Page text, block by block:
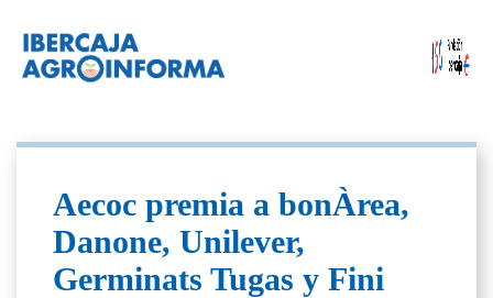
Aecoc premia a bonÀrea,
Danone, Unilever,
Germinats Tugas y Fini